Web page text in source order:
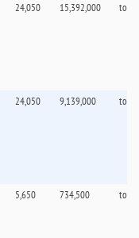
24,050 15,392,000
24,050 9,139,000
5,650 734,500